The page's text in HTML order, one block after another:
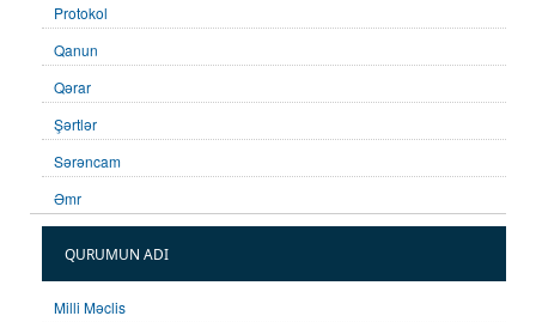
Protokol
Qanun
Qərar
Şərtlər
Sərəncam
Əmr
QURUMUN ADI
Milli Məclis